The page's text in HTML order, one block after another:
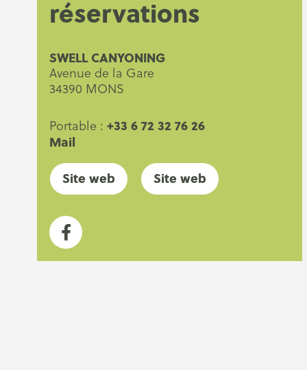
réservations
SWELL CANYONING
Avenue de la Gare
34390 MONS
Portable : +33 6 72 32 76 26
Mail
Site web
Site web